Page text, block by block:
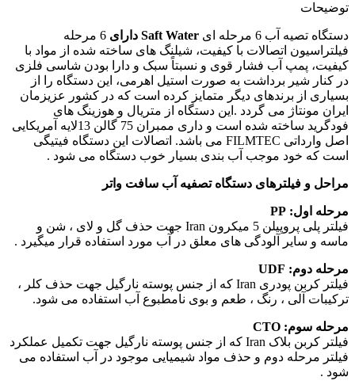
توضیحات
دستگاه تصیه آب 6 مرحله ای Saft Water دارای
6 مرحله
فیلتراسیون اتصالات با کیفیت، شیلنگ های ساخته شده از مواد با
کیفیت، پمپ آب فشار قوی و نسبتاً سبک و دارا بودن شاسی فلزی
در کنار شیر برداشت به صورت استیل اهرمی، این دستگاه را از
بسیاری از برندهای دیگر متمایز کرده است که در کشور عزیزمان
ایران مونتاژ می گردد .این دستگاه از متریال و هوزینگ های
فودگرید ساخته شده است و داری ممبران 75 گالن 13لایه آمریکایی
اصل وارداتی FILMTEC می باشد. اتصالات این دستگاه فیتیگی
است که خود موجب آب بندی بسیار خوب دستگاه می شود .
مراحل و فیلترهای دستگاه تصفیه آب سافت واتر
مرحله اول:
PP
فیلتر پلی پروپیلن 5 میکرون Iran جهت حذف گل و لای ، شن و
ماسه و سایر آلودگی های معلق در آب مورد استفاده قرار میگیرد .
مرحله دوم: UDF
فیلتر کربن پودری Iran که از جنس پوسته نارگیل جهت حذف کلر ،
ترکیبات آلی ، رنگ ، طعم و بوی نامطبوع آب استفاده می شود.
مرحله سوم: CTO
فیلتر کربن بلاک Iran که از جنس پوسته نارگیل جهت تکمیل عملکرد
فیلتر مرحله دوم و حذف مواد شیمیایی موجود در آب استفاده می
شود .